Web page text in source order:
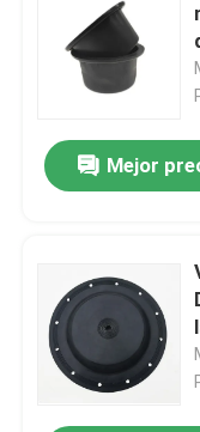
Productos
Sobre nosotros
Mejor